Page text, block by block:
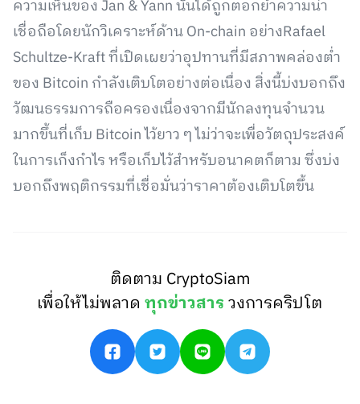
ความเห็นของ Jan & Yann นั้นได้ถูกตอกย้ำความน่า
เชื่อถือโดยนักวิเคราะห์ด้าน On-chain อย่างRafael
Schultze-Kraft ที่เปิดเผยว่าอุปทานที่มีสภาพคล่องต่ำ
ของ Bitcoin กำลังเติบโตอย่างต่อเนื่อง สิ่งนี้บ่งบอกถึง
วัฒนธรรมการถือครองเนื่องจากมีนักลงทุนจำนวน
มากขึ้นที่เก็บ Bitcoin ไว้ยาว ๆ ไม่ว่าจะเพื่อวัตถุประสงค์
ในการเก็งกำไร หรือเก็บไว้สำหรับอนาคตก็ตาม ซึ่งบ่ง
บอกถึงพฤติกรรมที่เชื่อมั่นว่าราคาต้องเติบโตขึ้น
ติดตาม CryptoSiam
เพื่อให้ไม่พลาดทุกข่าวสารวงการคริปโต